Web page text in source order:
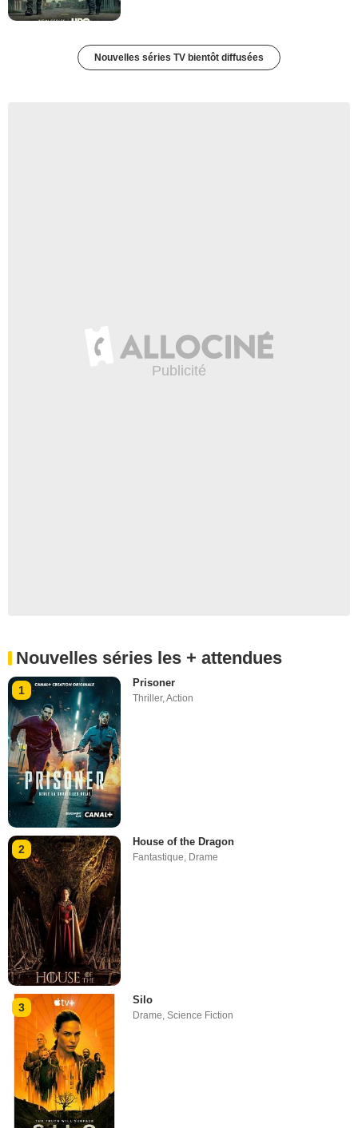
Nouvelles séries TV bientôt diffusées
Nouvelles séries les + attendues
1
Prisoner
Thriller,Action
2
House of the Dragon
Fantastique Drame
3
Silo
Drame,Science Fiction